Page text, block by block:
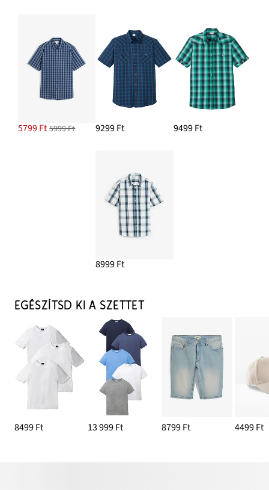
5799 Ft 5999 Ft 9299 Ft 9499 Ft
8999 Ft
EGÉSZÍTSD KI A SZETTET
8499 Ft 13 999 Ft 8799 Ft 4499 Ft